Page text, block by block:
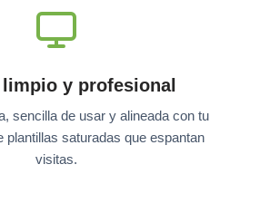
y profesional
sencilla de usar y alineada con tu
plantillas saturadas que espantan
visitas.